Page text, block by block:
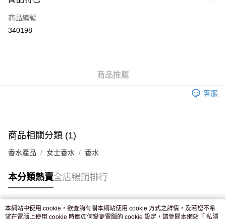
信用卡
Apple Pay
付款後門市自取，訂單確認後2-4個工作天到店，7天內取。逾期後
商品編號
340198
商品推薦
客服
商品相關分類 (1)
香水產品 女士香水 香水
本分類熱賣全店暢銷排行
熱門標籤
本網站中使用 cookie，欲查詢有關本網站使用 cookie 方式之詳情，及若您不希
望在電腦上使用 cookie 時應如何變更電腦的 cookie 設定，請參閱本網站「 私隱